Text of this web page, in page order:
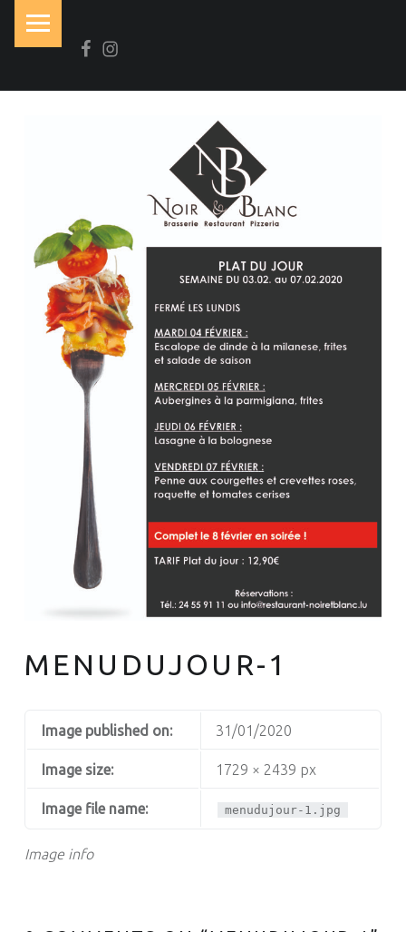
N
I
A
N
C
Brasserie-Restaurant-Pizzeria
MENUDUJOUR-1
Image info
Image published on: 31/01/2020
Image size: 1729 × 2439 px
Image file name: menudujour-1.jpg